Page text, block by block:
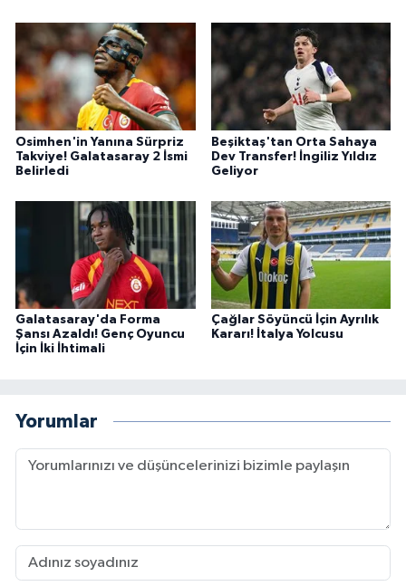
Osimhen'in Yanına Sürpriz
Takviye! Galatasaray 2 İsmi
Belirledi
Beşiktaş'tan Orta Sahaya
Dev Transfer! İngiliz Yıldız
Geliyor
Galatasaray'da Forma
Şansı Azaldı! Genç Oyuncu
İçin İki İhtimali
Çağlar Söyüncü İçin Ayrılık
Kararı! İtalya Yolcusu
Yorumlar